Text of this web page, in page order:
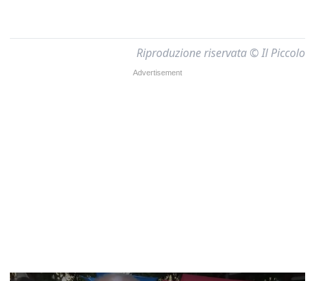
Riproduzione riservata © Il Piccolo